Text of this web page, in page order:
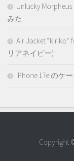
Unlucky Morpheus
みた
Air Jacket “kiriko”
リアネイビー)
iPhone 17e のケ
Copyright